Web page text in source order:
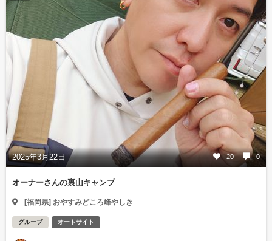
2025年3月22日 20 0
オーナーさんの裏山キャンプ
[福岡県] おやすみどころ峰やしき
グループ オートサイト